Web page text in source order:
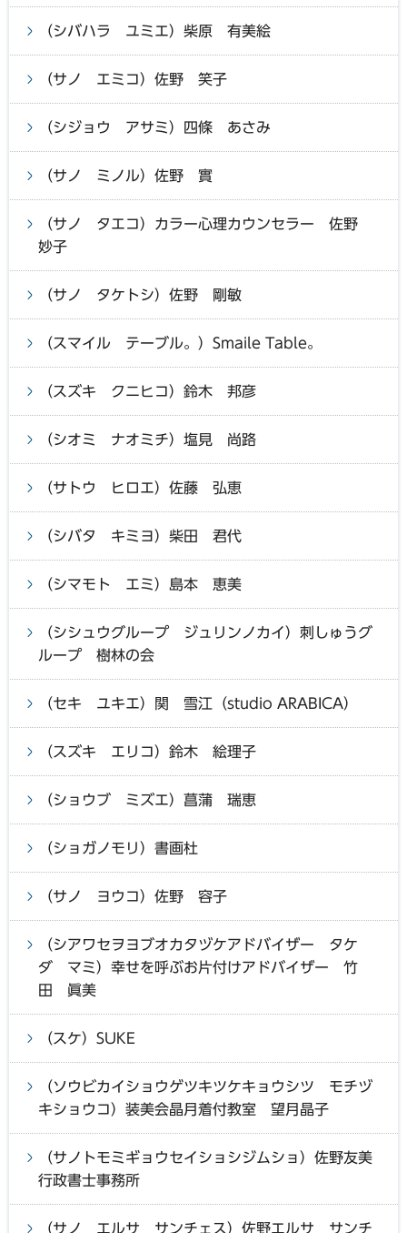
（シバハラ ユミエ）柴原 有美絵
（サノ エミコ）佐野 笑子
（シジョウ アサミ）四條 あさみ
（サノ ミノル）佐野 實
（サノ タエコ）カラー心理カウンセラー 佐野
妙子
（サノ タケトシ）佐野 剛敏
（スマイル テーブル。）Smaile Table。
（スズキ クニヒコ）鈴木 邦彦
（シオミ ナオミチ）塩見 尚路
（サトウ ヒロエ）佐藤 弘恵
（シバタ キミヨ）柴田 君代
（シマモト エミ）島本 恵美
（シシュウグループ ジュリンノカイ）刺しゅうグ
ループ 樹林の会
（セキ ユキエ）関 雪江（studio ARABICA）
（スズキ エリコ）鈴木 絵理子
（ショウブ ミズエ）菖蒲 瑞恵
（ショガノモリ）書画杜
（サノ ヨウコ）佐野 容子
（シアワセヲヨブオカタヅケアドバイザー タケ
ダ マミ）幸せを呼ぶお片付けアドバイザー 竹
田 眞美
（スケ）SUKE
（ソウビカイショウゲツキツケキョウシツ モチヅ
キショウコ）装美会晶月着付教室 望月晶子
（サノトモミギョウセイショシジムショ）佐野友美
行政書士事務所
（サノ エルサ サンチェス）佐野エルサ サンチ